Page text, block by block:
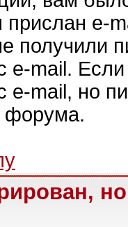
e-
получили
e-mail.
e-mail, но
форума.